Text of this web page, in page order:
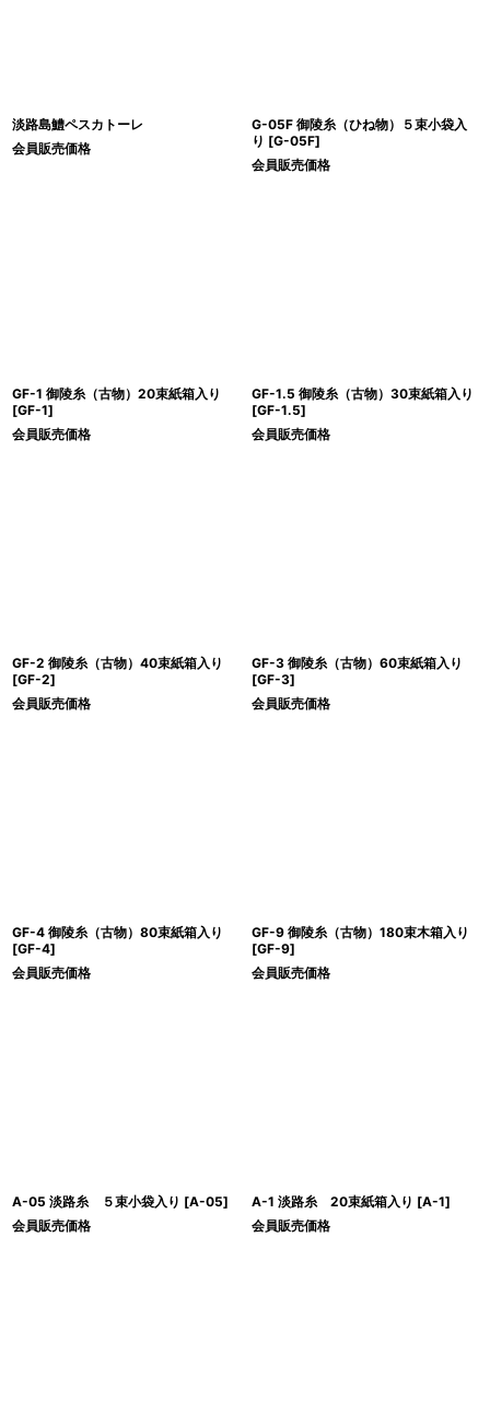
淡路島鱧ペスカトーレ
会員販売価格
G-05F 御陵糸（ひね物）５束小袋入
り [G-05F]
会員販売価格
GF-1 御陵糸（古物）20束紙箱入り
[GF-1]
会員販売価格
GF-1.5 御陵糸（古物）30束紙箱入り
[GF-1.5]
会員販売価格
GF-2 御陵糸（古物）40束紙箱入り
[GF-2]
会員販売価格
GF-3 御陵糸（古物）60束紙箱入り
[GF-3]
会員販売価格
GF-4 御陵糸（古物）80束紙箱入り
[GF-4]
会員販売価格
GF-9 御陵糸（古物）180束木箱入り
[GF-9]
会員販売価格
A-05 淡路糸 ５束小袋入り [A-05]
会員販売価格
A-1 淡路糸 20束紙箱入り [A-1]
会員販売価格